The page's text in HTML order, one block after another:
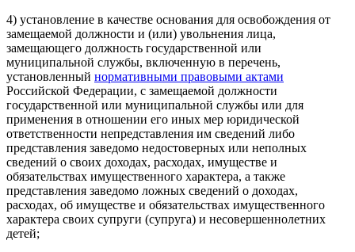
4) установление в качестве основания для освобождения от
замещаемой должности и (или) увольнения лица,
замещающего должность государственной или
муниципальной службы, включенную в перечень,
установленный нормативными правовыми актами
Российской Федерации, с замещаемой должности
государственной или муниципальной службы или для
применения в отношении его иных мер юридической
ответственности непредставления им сведений либо
представления заведомо недостоверных или неполных
сведений о своих доходах, расходах, имуществе и
обязательствах имущественного характера, а также
представления заведомо ложных сведений о доходах,
расходах, об имуществе и обязательствах имущественного
характера своих супруги (супруга) и несовершеннолетних
детей;